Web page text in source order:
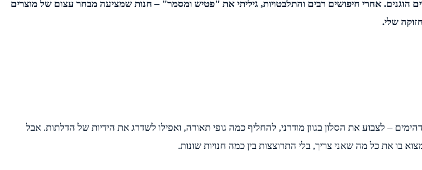
אחרי חיפושים רבים והתלבטויות, גיליתי את "פטיש ומסמר" – חנות שמציעה מבחר עצום של מוצרים
שלי.
– לצבוע את הסלון בגוון מודרני, להחליף כמה גופי תאורה, ואפילו לשדרג את הידיות של הדלתות. אבל
בו את כל מה שאני צריך, בלי התרוצצות בין כמה חנויות שונות.